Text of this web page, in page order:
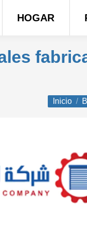
HOGAR
Estás
Inicio